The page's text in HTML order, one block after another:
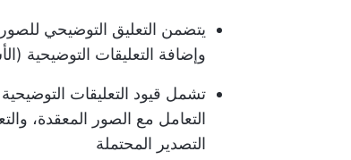
وإضافة التعليقات التوضيحية
التعامل مع الصور المعقدة،
التصدير المحتملة